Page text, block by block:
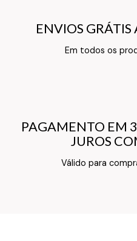
ENVIOS
Em todos os
ENVIOS
Texto do Verso do
PAGAMENTO EM
JUROS
Válido para
PAGAMENTO EM
JUROS
Texto do Verso do